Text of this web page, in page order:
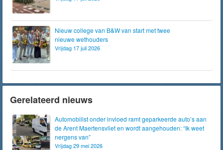
Nieuw college van B&W van start met twee
nieuwe wethouders
Vrijdag 17 juli 2026
Gerelateerd nieuws
Automobilist onder invloed ramt geparkeerde auto’s aan
de Arent Maertensvliet en wordt aangehouden: “Ik weet
nergens van”
Vrijdag 29 mei 2026